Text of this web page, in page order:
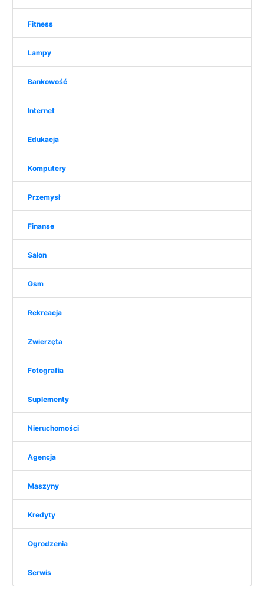
Fitness
Lampy
Bankowość
Internet
Edukacja
Komputery
Przemysł
Finanse
Salon
Gsm
Rekreacja
Zwierzęta
Fotografia
Suplementy
Nieruchomości
Agencja
Maszyny
Kredyty
Ogrodzenia
Serwis